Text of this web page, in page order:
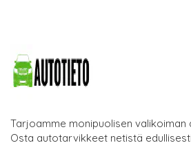
Tarjoamme monipuolisen valikoiman
Osta autotarvikkeet netistä